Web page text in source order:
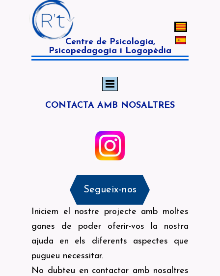
Centre de Psicologia,
Psicopedagogia i Logopèdia
CONTACTA AMB NOSALTRES
Iniciem el nostre projecte amb moltes
ganes de poder oferir-vos la nostra
ajuda en els diferents aspectes que
pugueu necessitar.
No dubteu en contactar amb nosaltres
Segueix-nos